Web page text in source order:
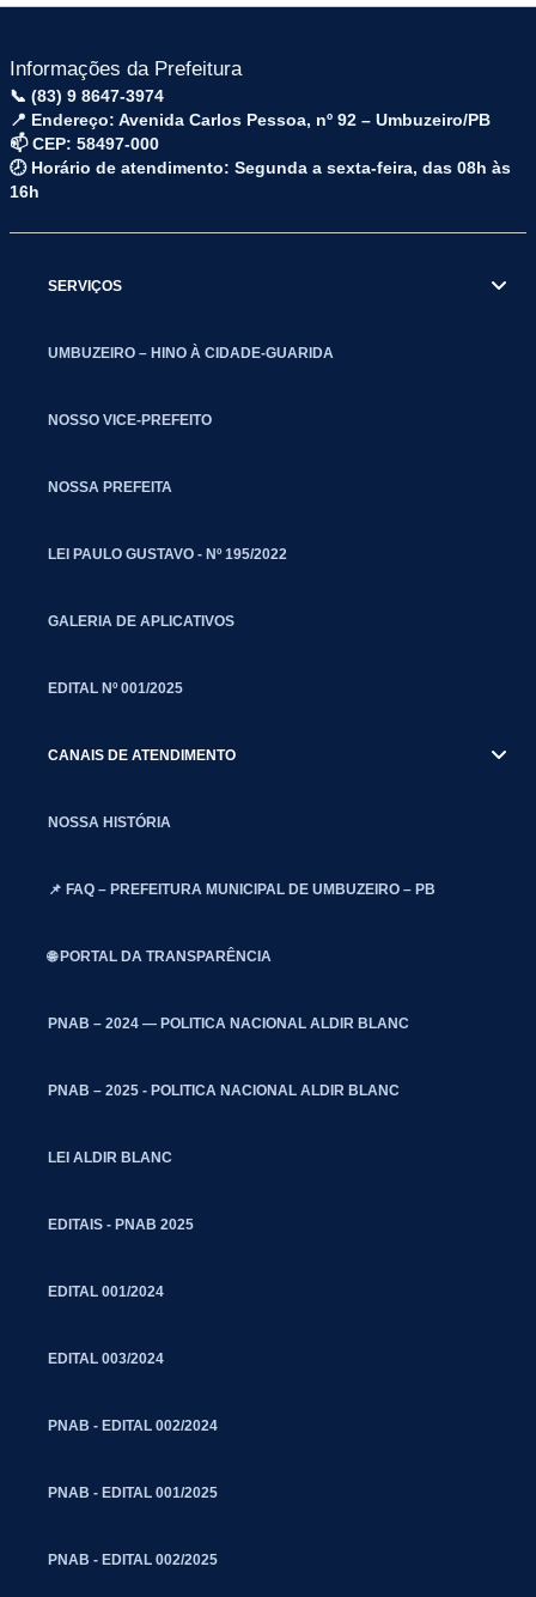
Informações da Prefeitura
📞 (83) 9 8647-3974
📍 Endereço: Avenida Carlos Pessoa, nº 92 – Umbuzeiro/PB
📫 CEP: 58497-000
🕗 Horário de atendimento: Segunda a sexta-feira, das 08h às
16h
SERVIÇOS
UMBUZEIRO – HINO À CIDADE-GUARIDA
NOSSO VICE-PREFEITO
NOSSA PREFEITA
LEI PAULO GUSTAVO - Nº 195/2022
GALERIA DE APLICATIVOS
EDITAL Nº 001/2025
CANAIS DE ATENDIMENTO
NOSSA HISTÓRIA
📌 FAQ – PREFEITURA MUNICIPAL DE UMBUZEIRO – PB
🌐 PORTAL DA TRANSPARÊNCIA
PNAB – 2024 — POLITICA NACIONAL ALDIR BLANC
PNAB – 2025 - POLITICA NACIONAL ALDIR BLANC
LEI ALDIR BLANC
EDITAIS - PNAB 2025
EDITAL 001/2024
EDITAL 003/2024
PNAB - EDITAL 002/2024
PNAB - EDITAL 001/2025
PNAB - EDITAL 002/2025